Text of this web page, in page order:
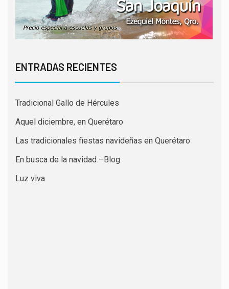
ENTRADAS RECIENTES
Tradicional Gallo de Hércules
Aquel diciembre, en Querétaro
Las tradicionales fiestas navideñas en Querétaro
En busca de la navidad –Blog
Luz viva